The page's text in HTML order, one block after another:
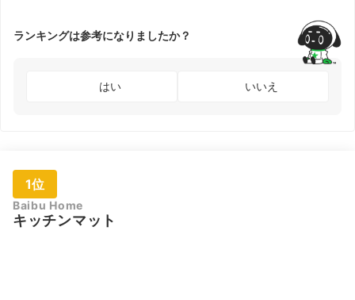
ランキングは参考になりましたか？
はい いいえ
1位
Baibu Home
キッチンマット